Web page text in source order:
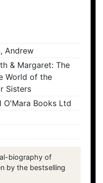
Andrew
& Margaret: The
World of the
Sisters
O'Mara Books Ltd
biography of
by the bestselling